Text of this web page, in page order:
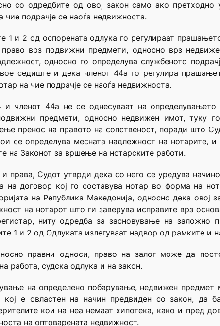
со одредбите од овој закон само ако претходно
подрачје се наоѓа недвижноста.
1 и 2 од оспорената одлука го регулираат
врз подвижни предмети, односно врз
односно го определува службеното
седиште и дека членот 44а го регулира
на чие подрачје се наоѓа недвижноста.
членот 44а не се однесуваат на
предмети, односно недвижен имот, туку го
пренос на правото на сопственост, поради што
се определува месната надлежност на нотарите, и
на Законот за вршење на нотарските работи.
права, Судот утврди дека со него се уредува
договор кој го составува нотар во форма на
на Република Македонија, односно дека овој
на нотарот што ги заверува исправите врз
ниту одредба за засновување на заложно
1 и 2 од Одлуката излегуваат надвор од рамките и
правни односи, право на залог може да
работа, судска одлука и на закон.
на определено побарување, недвижен
е овластен на начин предвиден со закон, да
кои на неа немаат хипотека, како и пред
на оптоварената недвижност.